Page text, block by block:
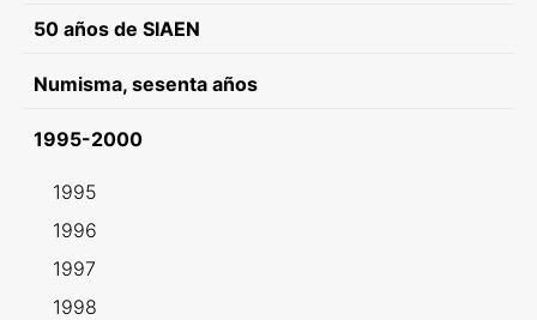
50 años de SIAEN
Numisma, sesenta años
1995-2000
1995
1996
1997
1998